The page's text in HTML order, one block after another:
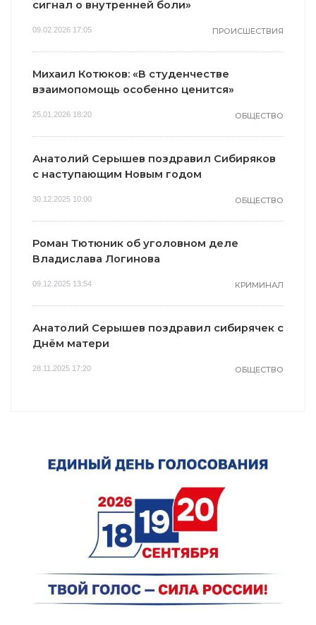
сигнал о внутренней боли»
09.02.2026 17:05 ПРОИСШЕСТВИЯ
Михаил Котюков: «В студенчестве
взаимопомощь особенно ценится»
25.01.2026 18:20 ОБЩЕСТВО
Анатолий Серышев поздравил Сибиряков
с наступающим Новым годом
30.12.2025 10:00 ОБЩЕСТВО
Роман Тютюник об уголовном деле
Владислава Логинова
09.12.2025 13:54 КРИМИНАЛ
Анатолий Серышев поздравил сибирячек с
Днём матери
28.11.2025 17:20 ОБЩЕСТВО